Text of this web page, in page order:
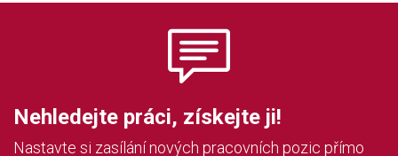
Nehledejte práci, získejte ji!
Nastavte si zasílání nových pracovních pozic přímo